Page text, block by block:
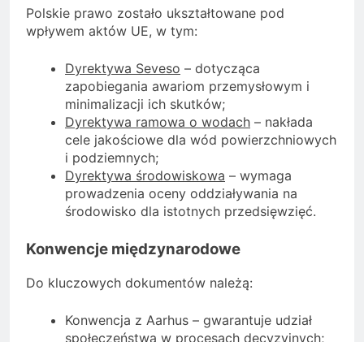
Polskie prawo zostało ukształtowane pod
wpływem aktów UE, w tym:
Dyrektywa Seveso – dotycząca
zapobiegania awariom przemysłowym i
minimalizacji ich skutków;
Dyrektywa ramowa o wodach – nakłada
cele jakościowe dla wód powierzchniowych
i podziemnych;
Dyrektywa środowiskowa – wymaga
prowadzenia oceny oddziaływania na
środowisko dla istotnych przedsięwzięć.
Konwencje międzynarodowe
Do kluczowych dokumentów należą:
Konwencja z Aarhus – gwarantuje udział
społeczeństwa w procesach decyzyjnych;